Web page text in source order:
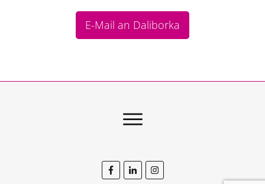
E-Mail an Daliborka